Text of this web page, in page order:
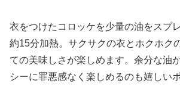
衣をつけたコロッケを少量の油をスプ
約15分加熱。サクサクの衣とホクホク
ての美味しさが楽しめます。余分な油
シーに罪悪感なく楽しめるのも嬉しい